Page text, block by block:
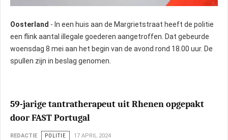
Oosterland - In een huis aan de Margrietstraat heeft de politie
een flink aantal illegale goederen aangetroffen. Dat gebeurde
woensdag 8 mei aan het begin van de avond rond 18.00 uur. De
spullen zijn in beslag genomen.
59-jarige tantratherapeut uit Rhenen opgepakt
door FAST Portugal
REDACTIE POLITIE 17 APRIL 2024